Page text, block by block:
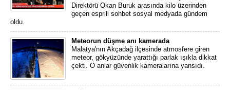
Direktörü Okan Buruk arasında kilo üzerinden
geçen esprili sohbet sosyal medyada gündem
oldu.
Meteorun düşme anı kamerada
Malatya'nın Akçadağ ilçesinde atmosfere giren
meteor, gökyüzünde yarattığı parlak ışıkla dikkat
çekti. O anlar güvenlik kameralarına yansıdı.